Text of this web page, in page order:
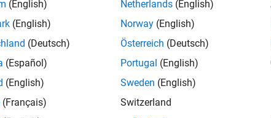
(English)
(English)
(Deutsch)
(Español)
(English)
(Français)
Netherlands (English)
Norway (English)
Österreich (Deutsch)
Portugal (English)
Sweden (English)
Switzerland